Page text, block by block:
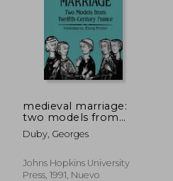
S/ 257,76
medieval marriage:
two models from
twelfth-century
france (en Inglés)
Duby, Georges
Johns Hopkins University
Press, 1991, Nuevo